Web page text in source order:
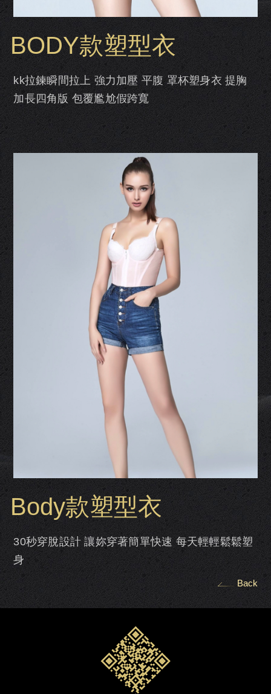
BODY款塑型衣
kk拉鍊瞬間拉上 強力加壓 平腹 罩杯塑身衣 提胸
加長四角版 包覆尷尬假跨寬
Body款塑型衣
30秒穿脫設計 讓妳穿著簡單快速 每天輕輕鬆鬆塑
身
Back